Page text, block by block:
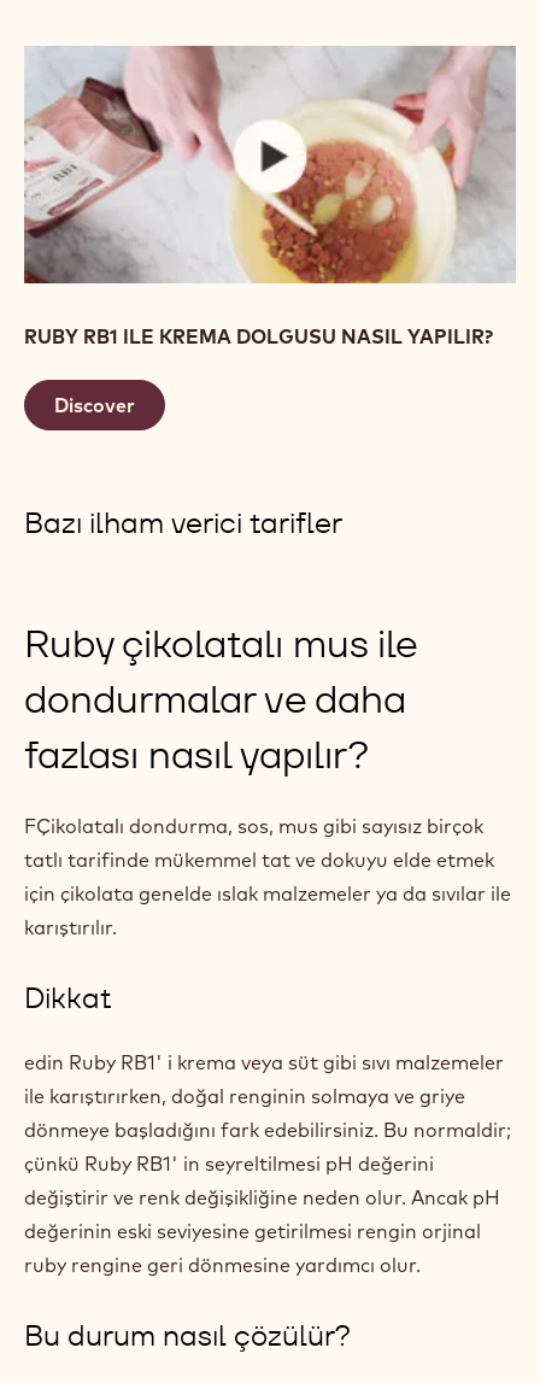
Ruby RB1 ile lezzetli ve mükemmel pasta kremaları
oluştururken yağ bazlı bileşenler ile karıştırmanızı
öneririz. Bu sayede tüm Ruby lezzetleri ön plana
çıkar ve ayrıca tat veya renk değişimleri önlenir.
Video izle
RUBY RB1 ILE KREMA DOLGUSU NASIL YAPILIR?
Discover
Bazı ilham verici tarifler
Ruby çikolatalı mus ile
dondurmalar ve daha
fazlası nasıl yapılır?
FÇikolatalı dondurma, sos, mus gibi sayısız birçok
tatlı tarifinde mükemmel tat ve dokuyu elde etmek
için çikolata genelde ıslak malzemeler ya da sıvılar ile
karıştırılır.